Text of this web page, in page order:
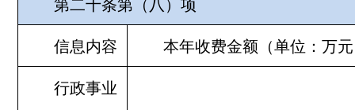
第二十条第（八）项
信息内容 本年收费金额（单位：万
行政事业